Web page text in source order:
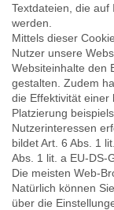
Textdateien, die
werden.
Mittels dieser
Nutzer unsere
Websiteinhalte den
gestalten. Zudem
die Effektivität einer
Platzierung
Nutzerinteressen
bildet Art. 6 Abs. 1
Abs. 1 lit. a EU-DS-
Die meisten Web-
Natürlich können
über die